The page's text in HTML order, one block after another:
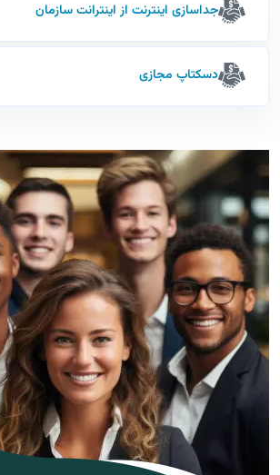
جداسازی اینترنت از اینترانت سازمان
دسکتاپ مجازی